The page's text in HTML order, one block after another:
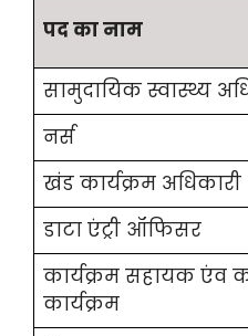
पद का नाम
सामुदायिक स्वास्थ्य
नर्स
खंड कार्यक्रम अधिकारी
डाटा एंट्री ऑफिसर
कार्यक्रम सहायक एंव
कार्यक्रम